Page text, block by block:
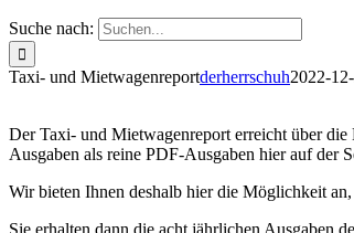
Suche nach:
Taxi- und Mietwagenreportderherrschuh2022-
Der Taxi- und Mietwagenreport erreicht über
Ausgaben als reine PDF-Ausgaben hier auf der
Wir bieten Ihnen deshalb hier die Möglichkeit
Sie erhalten dann die acht jährlichen Ausgaben